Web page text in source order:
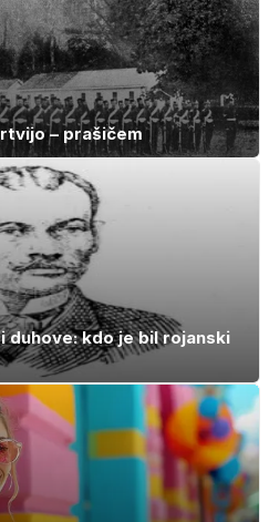
– prašičem
duhove: kdo je bil rojanski